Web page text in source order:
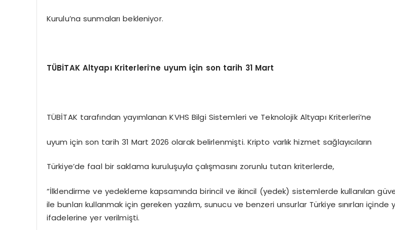
Kurulu’na sunmaları bekleniyor.
TÜBİTAK Altyapı Kriterleri’ne uyum için son tarih 31 Mart
TÜBİTAK tarafından yayımlanan KVHS Bilgi Sistemleri ve Teknolojik Altyapı Kriterleri’ne
uyum için son tarih 31 Mart 2026 olarak belirlenmişti. Kripto varlık hizmet sağlayıcıların
Türkiye’de faal bir saklama kuruluşuyla çalışmasını zorunlu tutan kriterlerde,
“İlklendirme ve yedekleme kapsamında birincil ve ikincil (yedek) sistemlerde kullanılan
ile bunları kullanmak için gereken yazılım, sunucu ve benzeri unsurlar Türkiye sınırları içinde
ifadelerine yer verilmişti.